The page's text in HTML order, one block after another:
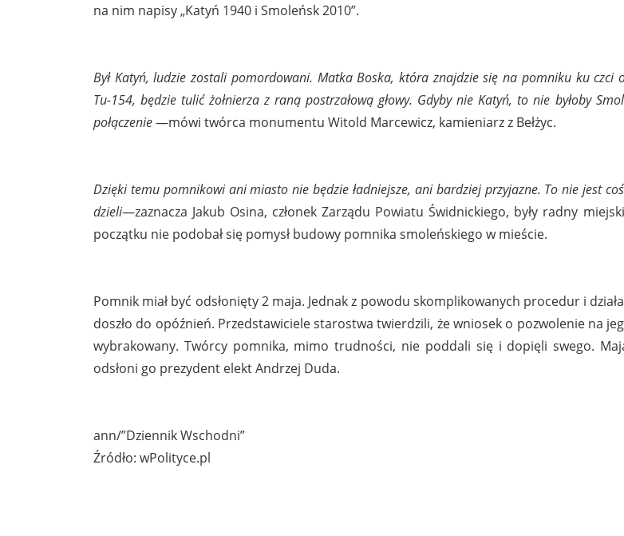
na nim napisy „Katyń 1940 i Smoleńsk 2010”.
Był Katyń, ludzie zostali pomordowani. Matka Boska, która znajdzie się na pomniku ku czci
Tu-154, będzie tulić żołnierza z raną postrzałową głowy. Gdyby nie Katyń, to nie byłoby
połączenie—mówi twórca monumentu Witold Marcewicz, kamieniarz z Bełżyc.
Dzięki temu pomnikowi ani miasto nie będzie ładniejsze, ani bardziej przyjazne. To nie jest
dzieli—zaznacza Jakub Osina, członek Zarządu Powiatu Świdnickiego, były radny
początku nie podobał się pomysł budowy pomnika smoleńskiego w mieście.
Pomnik miał być odsłonięty 2 maja. Jednak z powodu skomplikowanych procedur i
doszło do opóźnień. Przedstawiciele starostwa twierdzili, że wniosek o pozwolenie na
wybrakowany. Twórcy pomnika, mimo trudności, nie poddali się i dopięli swego.
odsłoni go prezydent elekt Andrzej Duda.
ann/”Dziennik Wschodni”
Źródło: wPolityce.pl